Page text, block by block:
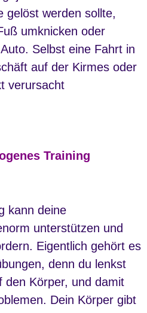
gelöst werden sollte,
umknicken oder
Selbst eine Fahrt in
auf der Kirmes oder
verursacht
Training
kann deine
unterstützen und
Eigentlich gehört es
denn du lenkst
den Körper, und damit
Dein Körper gibt